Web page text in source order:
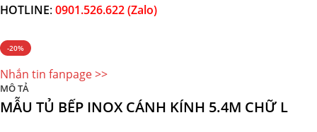
HOTLINE: 0901.526.622 (Zalo)
-20%
Nhắn tin fanpage >>
MÔ TẢ
MẪU TỦ BẾP INOX CÁNH KÍNH 5.4M CHỮ L